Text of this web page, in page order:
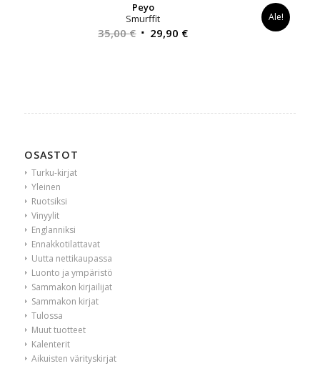
Peyo
Smurffit
35,00€ Alkuperäinen
29,90 €Nykyinen
Ale!
OSASTOT
Turku-kirjat
Yleinen
Ruotsiksi
Vinyylit
Englanniksi
Ennakkotilattavat
Uutta nettikaupassa
Luonto ja ympäristö
Sammakon kirjailijat
Sammakon kirjat
Tulossa
Muut tuotteet
Kalenterit
Aikuisten värityskirjat